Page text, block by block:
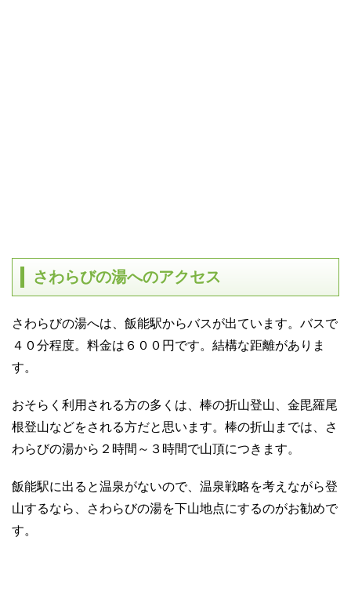
さわらびの湯へのアクセス
さわらびの湯へは、飯能駅からバスが出ています。バスで
４０分程度。料金は６００円です。結構な距離がありま
す。
おそらく利用される方の多くは、棒の折山登山、金毘羅尾
根登山などをされる方だと思います。棒の折山までは、さ
わらびの湯から２時間～３時間で山頂につきます。
飯能駅に出ると温泉がないので、温泉戦略を考えながら登
山するなら、さわらびの湯を下山地点にするのがお勧めで
す。